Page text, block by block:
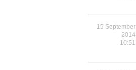
15 September
2014
10:51